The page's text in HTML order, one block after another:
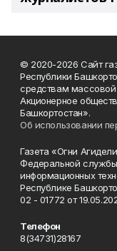
© 2020-2026 Сайт
Республики
средствам
Акционерное
Башкортостан».
Об использовании
Газета «Огни
Федеральной
информационных
Республике
02 - 01772 от
Телефон
8(34731)28167